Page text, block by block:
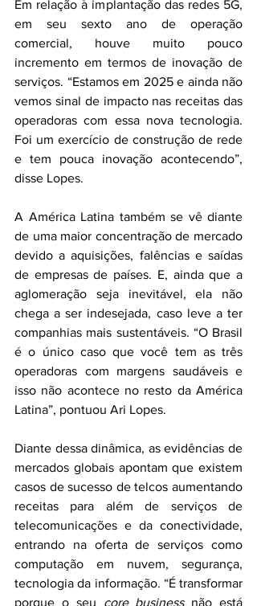
Em relação à implantação das redes 5G,
em seu sexto ano de operação
comercial, houve muito pouco
incremento em termos de inovação de
serviços. “Estamos em 2025 e ainda não
vemos sinal de impacto nas receitas das
operadoras com essa nova tecnologia.
Foi um exercício de construção de rede
e tem pouca inovação acontecendo”,
disse Lopes.
A América Latina também se vê diante
de uma maior concentração de mercado
devido a aquisições, falências e saídas
de empresas de países. E, ainda que a
aglomeração seja inevitável, ela não
chega a ser indesejada, caso leve a ter
companhias mais sustentáveis. “O Brasil
é o único caso que você tem as três
operadoras com margens saudáveis e
isso não acontece no resto da América
Latina”, pontuou Ari Lopes.
Diante dessa dinâmica, as evidências de
mercados globais apontam que existem
casos de sucesso de telcos aumentando
receitas para além de serviços de
telecomunicações e da conectividade,
entrando na oferta de serviços como
computação em nuvem, segurança,
tecnologia da informação. “É transformar
porque o seu core business não está